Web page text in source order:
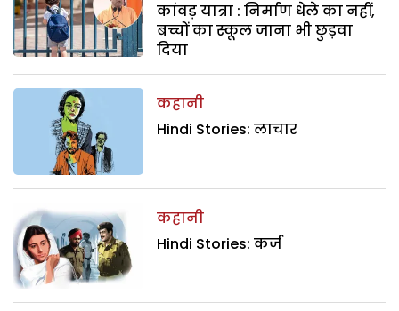
कांवड़ यात्रा : निर्माण धेले का नहीं,
बच्चों का स्कूल जाना भी छुड़वा
दिया
कहानी
Hindi Stories: लाचार
कहानी
Hindi Stories: कर्ज